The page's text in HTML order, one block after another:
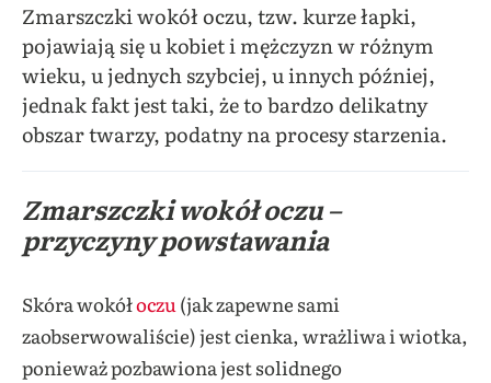
Zmarszczki wokół oczu, tzw. kurze łapki,
pojawiają się u kobiet i mężczyzn w różnym
wieku, u jednych szybciej, u innych później,
jednak fakt jest taki, że to bardzo delikatny
obszar twarzy, podatny na procesy starzenia.
Zmarszczki wokół oczu –
przyczyny powstawania
Skóra wokółoczu(jak zapewne sami
zaobserwowaliście) jest cienka, wrażliwa i wiotka,
ponieważ pozbawiona jest solidnego